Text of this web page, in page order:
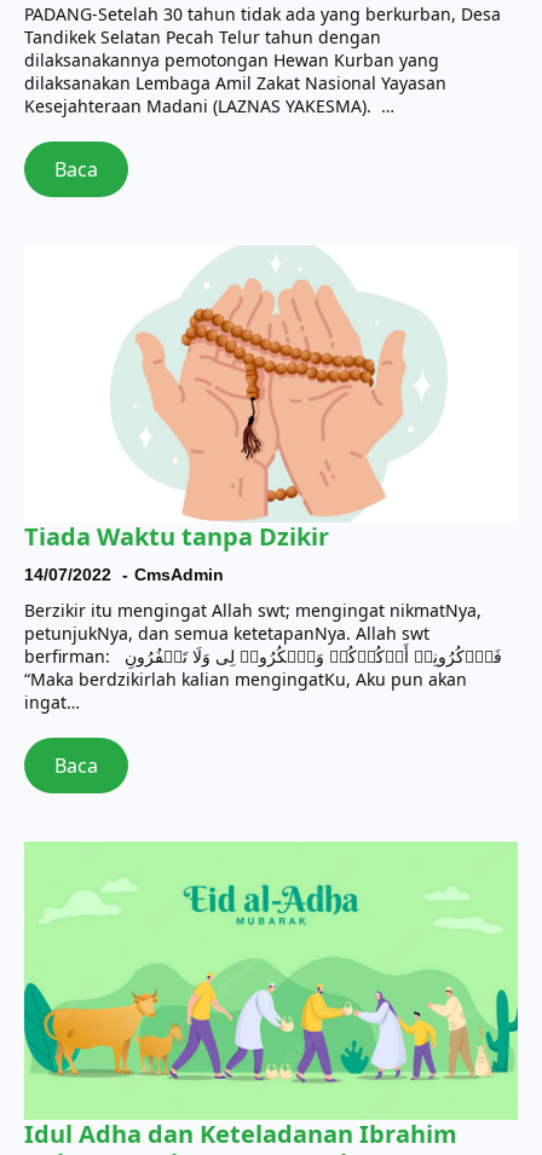
PADANG-Setelah 30 tahun tidak ada yang berkurban, Desa
Tandikek Selatan Pecah Telur tahun dengan
dilaksanakannya pemotongan Hewan Kurban yang
dilaksanakan Lembaga Amil Zakat Nasional Yayasan
Kesejahteraan Madani (LAZNAS YAKESMA). …
Baca
Tiada Waktu tanpa Dzikir
14/07/2022 CmsAdmin
Berzikir itu mengingat Allah swt; mengingat nikmatNya,
petunjukNya, dan semua ketetapanNya. Allah swt
berfirman: فَٱذۡكُرُونِیۤ أَذۡكُرۡكُمۡ وَٱشۡكُرُوا۟ لِی وَلَا تَكۡفُرُونِ
“Maka berdzikirlah kalian mengingatKu, Aku pun akan
ingat…
Baca
Idul Adha dan Keteladanan Ibrahim